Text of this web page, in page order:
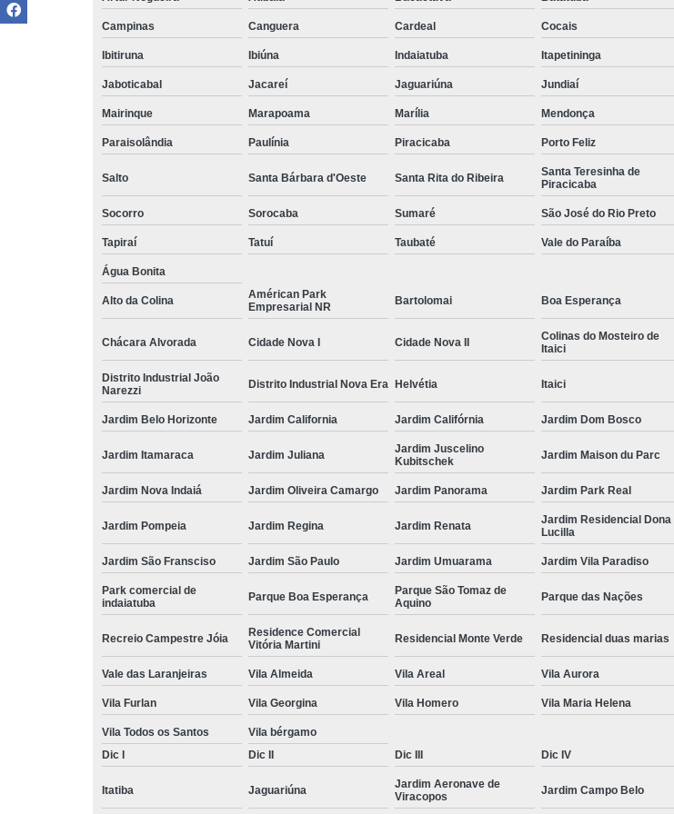
Campinas Canguera Cardeal Cocais
Ibitiruna Ibiúna Indaiatuba Itapetininga
Jaboticabal Jacareí Jaguariúna Jundiaí
Mairinque Marapoama Marília Mendonça
Paraisolândia Paulínia Piracicaba Porto Feliz
Salto Santa Bárbara d'Oeste Santa Rita do Ribeira
Santa Teresinha de
Piracicaba
Socorro Sorocaba Sumaré São José do Rio Preto
Tapiraí Tatuí Taubaté Vale do Paraíba
Água Bonita
Alto da Colina
Américan Park
Empresarial NR
Bartolomai Boa Esperança
Chácara Alvorada Cidade Nova I Cidade Nova II
Colinas do Mosteiro de
Itaici
Distrito Industrial João
Narezzi
Distrito Industrial Nova Era Helvétia Itaici
Jardim Belo Horizonte Jardim California Jardim Califórnia Jardim Dom Bosco
Jardim Itamaraca Jardim Juliana
Jardim Juscelino
Kubitschek
Jardim Maison du Parc
Jardim Nova Indaiá Jardim Oliveira Camargo Jardim Panorama Jardim Park Real
Jardim Pompeia Jardim Regina Jardim Renata
Jardim Residencial Dona
Lucilla
Jardim São Fransciso Jardim São Paulo Jardim Umuarama Jardim Vila Paradiso
Park comercial de
indaiatuba
Parque Boa Esperança
Parque São Tomaz de
Aquino
Parque das Nações
Recreio Campestre Jóia
Residence Comercial
Vitória Martini
Residencial Monte Verde Residencial duas marias
Vale das Laranjeiras Vila Almeida Vila Areal Vila Aurora
Vila Furlan Vila Georgina Vila Homero Vila Maria Helena
Vila Todos os Santos
Vila bérgamo
Dic I
Dic II Dic III Dic IV
Itatiba Jaguariúna
Jardim Aeronave de
Viracopos
Jardim Campo Belo